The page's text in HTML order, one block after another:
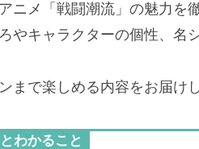
ニメ「戦闘潮流」の魅力を
やキャラクターの個性、名
まで楽しめる内容をお届け
わかること